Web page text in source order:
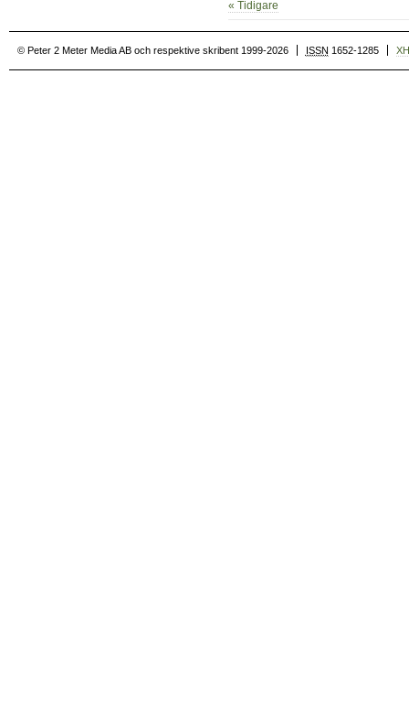
« Tidigare
© Peter 2 Meter Media AB och respektive skribent 1999-2026 ISSN 1652-1285